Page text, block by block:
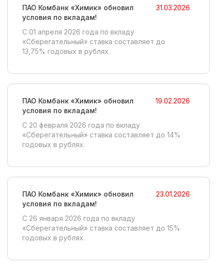
ПАО Комбанк «Химик» обновил
условия по вкладам!
31.03.2026
C 01 апреля 2026 года по вкладу
«Сберегательный» ставка составляет до
13,75% годовых в рублях.
ПАО Комбанк «Химик» обновил
условия по вкладам!
19.02.2026
C 20 февраля 2026 года по вкладу
«Сберегательный» ставка составляет до 14%
годовых в рублях.
ПАО Комбанк «Химик» обновил
условия по вкладам!
23.01.2026
C 26 января 2026 года по вкладу
«Сберегательный» ставка составляет до 15%
годовых в рублях.